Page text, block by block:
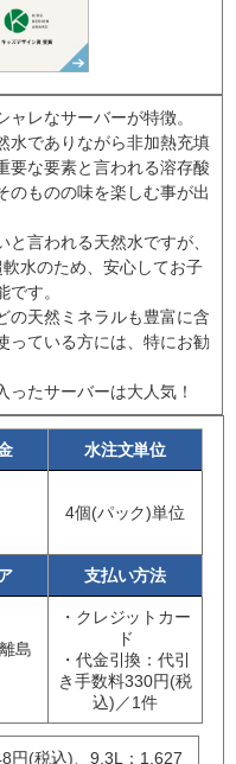
レなサーバーが特徴。
水でありながら非加熱充填
要な要素と言われる溶存酸
のものの味を楽しむ事が出
言われる天然水ですが、
水のため、安心してお子
す。
の天然ミネラルも豊富に含
っている方には、特にお勧
ったサーバーは大人気！
水注文単位
4個(パック)単位
支払い方法
島
・クレジットカー
ド
・代金引換：代引
き手数料330円(税
込)／1件
円(税込)、9.3L：1,627